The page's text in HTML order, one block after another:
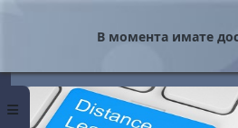
Страничен панел
В момента имате